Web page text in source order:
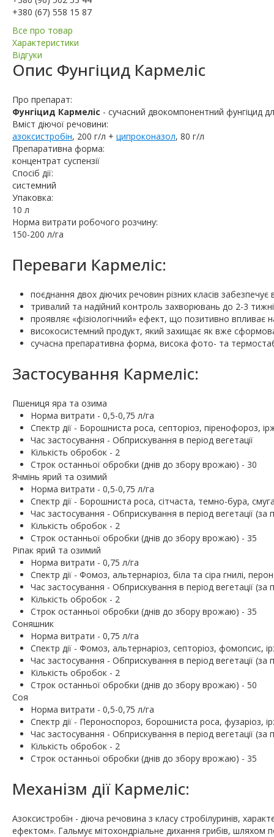
+380 (67) 558 15 87
Все про товар
Характеристики
Відгуки
Опис Фунгіцид Кармеліс
Про препарат:
Фунгіцид Кармеліс - сучасний двокомпонентний фунгіцид
Вміст діючої речовини:
азоксистробін, 200 г/л + ципроконазол, 80 г/л
Препаративна форма:
концентрат суспензії
Спосіб дії:
системний
Упаковка:
10 л
Норма витрати робочого розчину:
150-200 л/га
Переваги Кармеліс:
поєднання двох діючих речовин різних класів
тривалий та надійний контроль захворювань до 2-3
проявляє «фізіологічний» ефект, що позитивно
високосистемний продукт, який захищає як вже
сучасна препаративна форма, висока фото- та
Застосування Кармеліс:
Пшениця яра та озима
Норма витрати - 0,5-0,75 л/га
Спектр дії - Борошниста роса, септоріоз, піренофороз,
Час застосування - Обприскування в період вегетації
Кількість обробок - 2
Строк останньої обробки (днів до збору врожаю) - 30
Ячмінь ярий та озимий
Норма витрати - 0,5-0,75 л/га
Спектр дії - Борошниста роса, сітчаста, темно-бура,
Час застосування - Обприскування в період вегетації
Кількість обробок - 2
Строк останньої обробки (днів до збору врожаю) - 35
Ріпак ярий та озимий
Норма витрати - 0,75 л/га
Спектр дії - Фомоз, альтернаріоз, біла та сіра гнилі,
Час застосування - Обприскування в період вегетації
Кількість обробок - 2
Строк останньої обробки (днів до збору врожаю) - 35
Соняшник
Норма витрати - 0,75 л/га
Спектр дії - Фомоз, альтернаріоз, септоріоз, фомопсис,
Час застосування - Обприскування в період вегетації
Кількість обробок - 2
Строк останньої обробки (днів до збору врожаю) - 50
Соя
Норма витрати - 0,5-0,75 л/га
Спектр дії - Пероноспороз, борошниста роса, фузаріоз,
Час застосування - Обприскування в період вегетації
Кількість обробок - 2
Строк останньої обробки (днів до збору врожаю) - 35
Механiзм дії Кармеліс:
Азоксистробін - діюча речовина з класу стробілуринів,
ефектом». Гальмує мітохондріальне дихання грибів, шляхом